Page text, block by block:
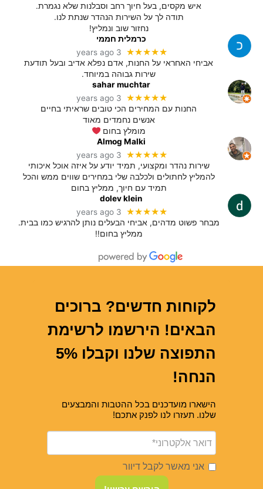
איש מקסים, בעל חיוך רחב וסבלנות שלא נגמרת.
תודה לך על השירות הנהדר שנתת לנו.
נחזור שוב ונמליץ!
כרמלית חממי
★★★★★
3 years ago
אביחי האחראי על החנות, אדם נפלא אדיב ובעל תודעת
שירות גבוהה במיוחד.
sahar muchtar
★★★★★
3 years ago
החנות עם המחירים הכי טובים שראיתי בחיים
אנשים נחמדים מאוד
מומלץ בחום
Almog Malki
★★★★★
3 years ago
שירות נהדר ומקצועי, תמיד יודע על איזה אוכל איכותי
להמליץ לחתולים ולכלבה שלי במחירים שווים ממש והכל
תמיד עם חיוך, ממליץ בחום
dolev klein
★★★★★
3 years ago
מבחר פשוט מדהים, אביחי הבעלים נותן להרגיש כמו בבית.
ממליץ בחום!!
לקוחות חדשים? ברוכים
הבאים! הירשמו לרשימת
התפוצה שלנו וקבלו 5%
הנחה!
הישארו מועדכנים בכל ההטבות והמבצעים
שלנו. תעזרו לנו לפנק אתכם!
אני מאשר לקבל דיוור